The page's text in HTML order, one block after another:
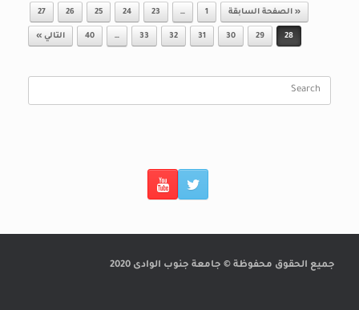
Post navigation
« الصفحة السابقة 1
…
23
24
25
26
27
28
29
30
31
32
33
…
40 التالي »
Search
جميع الحقوق محفوظة © جامعة جنوب الوادى 2020